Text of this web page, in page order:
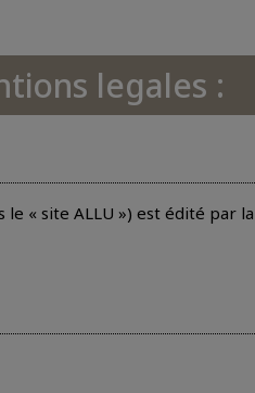
legales :
« site ALLU ») est édité par